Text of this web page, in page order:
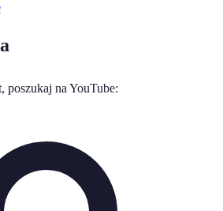
poszukaj na YouTube: